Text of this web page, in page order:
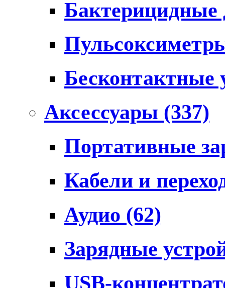
Бесконтактные
Аксессуары (337)
Портативные
Кабели и
Аудио (62)
Зарядные
USB-